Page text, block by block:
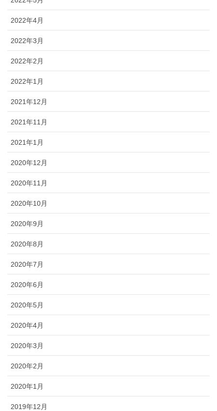
2022年4月
2022年3月
2022年2月
2022年1月
2021年12月
2021年11月
2021年1月
2020年12月
2020年11月
2020年10月
2020年9月
2020年8月
2020年7月
2020年6月
2020年5月
2020年4月
2020年3月
2020年2月
2020年1月
2019年12月